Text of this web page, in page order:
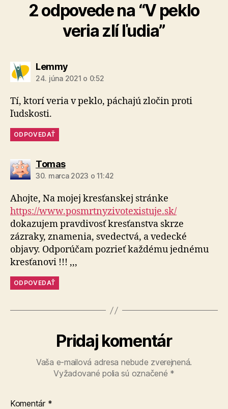
2 odpovede na “V peklo
veria zlí ľudia”
Lemmyhovorí:
24. júna 2021 o 0:52
Tí, ktorí veria v peklo, páchajú zločin proti
ľudskosti.
ODPOVEDAŤ
Tomashovorí:
30. marca 2023 o 11:42
Ahojte, Na mojej kresťanskej stránke
https://www.posmrtnyzivotexistuje.sk/
dokazujem pravdivosť kresťanstva skrze
zázraky, znamenia, svedectvá, a vedecké
objavy. Odporúčam pozrieť každému jednému
kresťanovi !!! ,,,
ODPOVEDAŤ
Pridaj komentár
Vaša e-mailová adresa nebude zverejnená.
Vyžadované polia sú označené *
Komentár *